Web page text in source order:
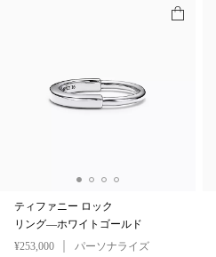
ティファニー ロック
リング—ホワイトゴールド
¥253,000
パーソナライズ